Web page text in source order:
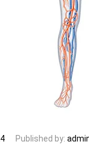
Published by: